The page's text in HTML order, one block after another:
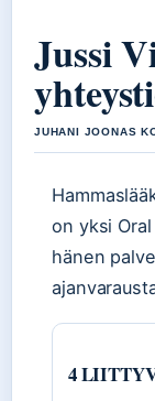
Jussi
JUHANI JOONAS
on yksi
hänen
4